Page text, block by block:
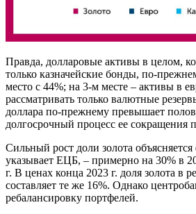
Правда, долларовые активы в целом,
только казначейские бонды, по-
место с 44%; на 3-м месте – активы в
рассматривать только валютные
доллара по-прежнему превышает
долгосрочный процесс ее сокращения
Сильный рост доли золота
указывает ЕЦБ, – примерно на 30% в
г. В ценах конца 2023 г. доля золота в
составляет те же 16%. Однако
ребалансировку портфелей.